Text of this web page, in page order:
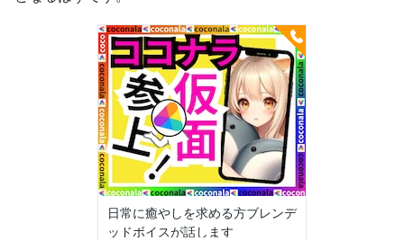
日常に癒やしを求める方ブレンデ
ッドボイスが話します